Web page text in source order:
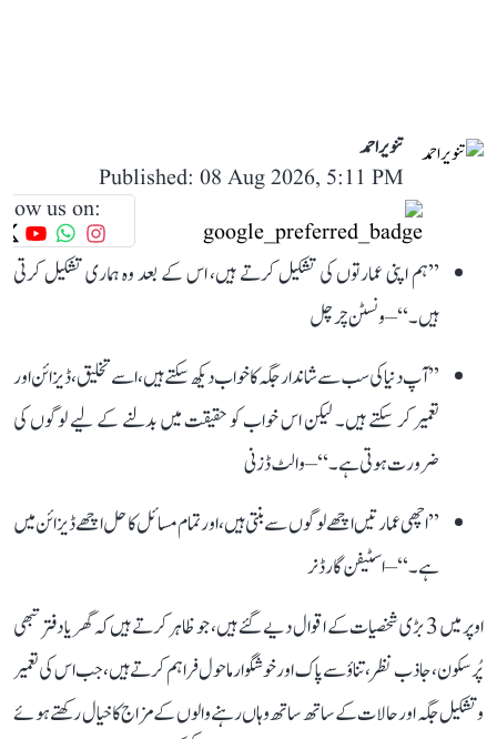
تنویر احمد
Published: 08 Aug 2026, 5:11 PM
us on:
’’ہم اپنی عمارتوں کی تشکیل کرتے ہیں، اس کے بعد وہ ہماری تشکیل کرتی
ہیں۔‘‘ – ونسٹن چرچل
’’آپ دنیا کی سب سے شاندار جگہ کا خواب دیکھ سکتے ہیں، اسے تخلیق، ڈیزائن اور
تعمیر کر سکتے ہیں۔ لیکن اس خواب کو حقیقت میں بدلنے کے لیے لوگوں کی
ضرورت ہوتی ہے۔‘‘ – والٹ ڈزنی
’’اچھی عمارتیں اچھے لوگوں سے بنتی ہیں، اور تمام مسائل کا حل اچھے ڈیزائن میں
ہے۔‘‘ – اسٹیفن گارڈنر
اوپر میں 3 بڑی شخصیات کے اقوال دیے گئے ہیں، جو ظاہر کرتے ہیں کہ گھر یا دفتر تبھی
پُرسکون، جاذب نظر، تناؤ سے پاک اور خوشگوار ماحول فراہم کرتے ہیں، جب اس کی تعمیر
و تشکیل جگہ اور حالات کے ساتھ ساتھ وہاں رہنے والوں کے مزاج کا خیال رکھتے ہوئے